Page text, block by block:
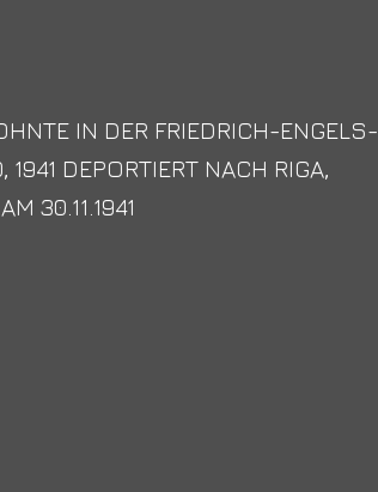
IN DER FRIEDRICH-ENGELS-
1941 DEPORTIERT NACH RIGA,
30.11.1941